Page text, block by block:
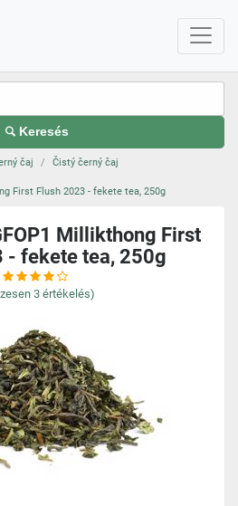
Keresés
čaj
Čistý černý čaj
First Flush 2023 - fekete tea, 250g
Millikthong First
- fekete tea, 250g
3 értékelés)